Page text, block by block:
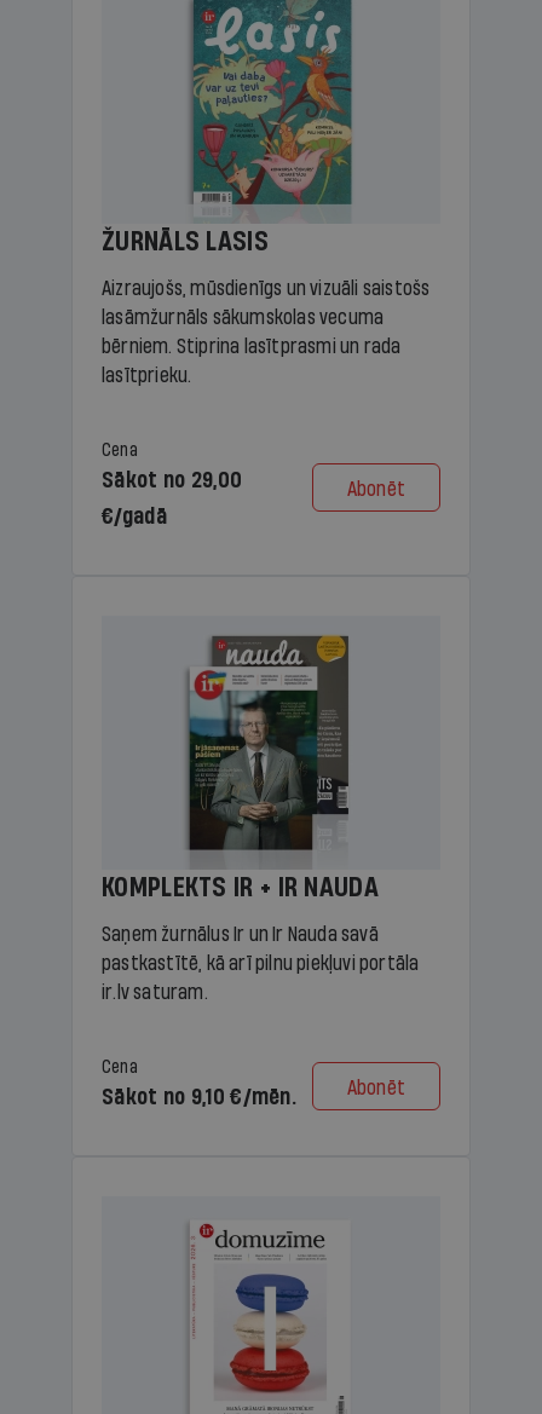
ŽURNĀLS LASIS
Aizraujošs, mūsdienīgs un vizuāli saistošs
lasāmžurnāls sākumskolas vecuma
bērniem. Stiprina lasītprasmi un rada
lasītprieku.
Cena
Sākot no 29,00
€/gadā
Abonēt
KOMPLEKTS IR + IR NAUDA
Saņem žurnālus Ir un Ir Nauda savā
pastkastītē, kā arī pilnu piekļuvi portāla
ir.lv saturam.
Cena
Sākot no 9,10 €/mēn. Abonēt